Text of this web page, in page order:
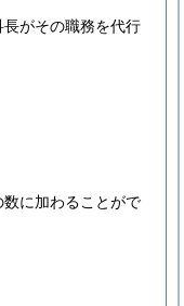
がその職務を代行
に加わることがで